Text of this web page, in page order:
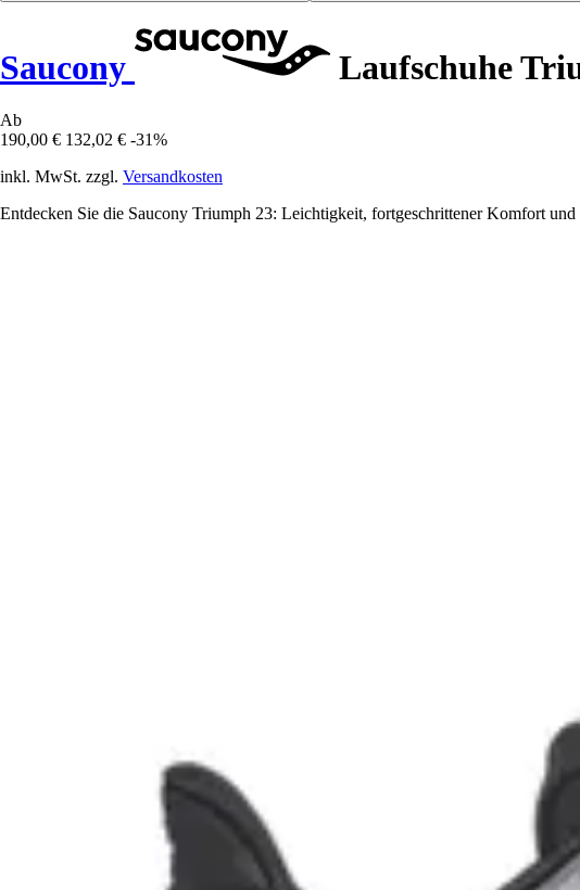
Saucony Laufschuhe
Ab
190,00 € 132,02 € -31%
inkl. MwSt. zzgl. Versandkosten
Entdecken Sie die Saucony Triumph 23: Leichtigkeit, fortgeschrittener Komfort